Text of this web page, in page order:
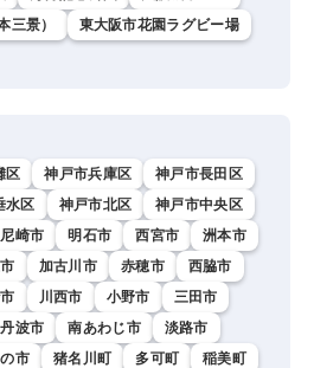
三景）
東大阪市花園ラグビー場
区 神戸市兵庫区
神戸市長田区
水区 神戸市北区
神戸市中央区
尼崎市 明石市 西宮市
洲本市
加古川市 赤穂市
西脇市
川西市 小野市
三田市
丹波市 南あわじ市
淡路市
市 猪名川町 多可町
稲美町